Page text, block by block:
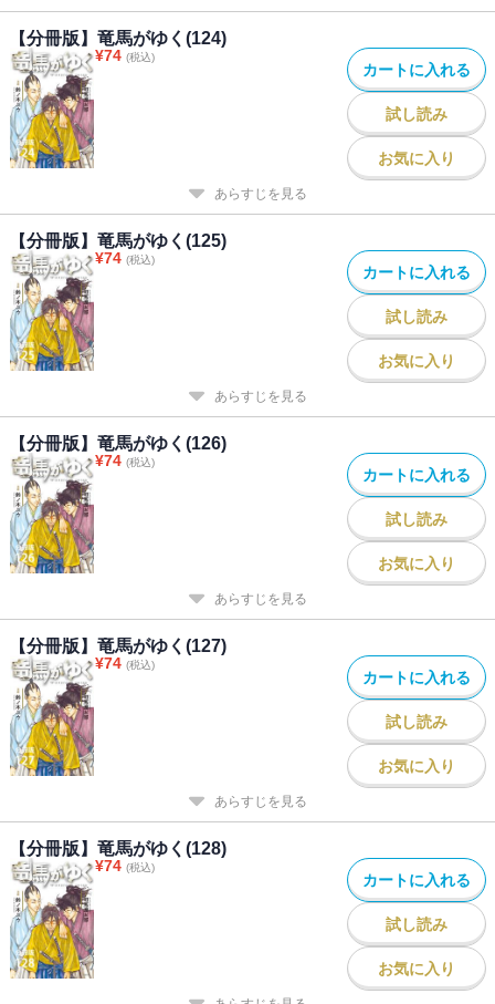
【分冊版】竜馬がゆく(124)
¥74 (税込)
カートに入れる
試し読み
お気に入り
あらすじを見る
【分冊版】竜馬がゆく(125)
¥74 (税込)
カートに入れる
試し読み
お気に入り
あらすじを見る
【分冊版】竜馬がゆく(126)
¥74 (税込)
カートに入れる
試し読み
お気に入り
あらすじを見る
【分冊版】竜馬がゆく(127)
¥74 (税込)
カートに入れる
試し読み
お気に入り
あらすじを見る
【分冊版】竜馬がゆく(128)
¥74 (税込)
カートに入れる
試し読み
お気に入り